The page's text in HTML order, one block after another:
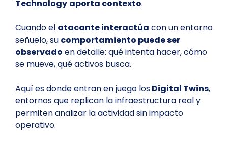
Technology aporta contexto.
Cuando el atacante interactúa con un entorno
señuelo, su comportamiento puede ser
observado en detalle: qué intenta hacer, cómo
se mueve, qué activos busca.
Aquí es donde entran en juego losDigital Twins,
entornos que replican la infraestructura real y
permiten analizar la actividad sin impacto
operativo.